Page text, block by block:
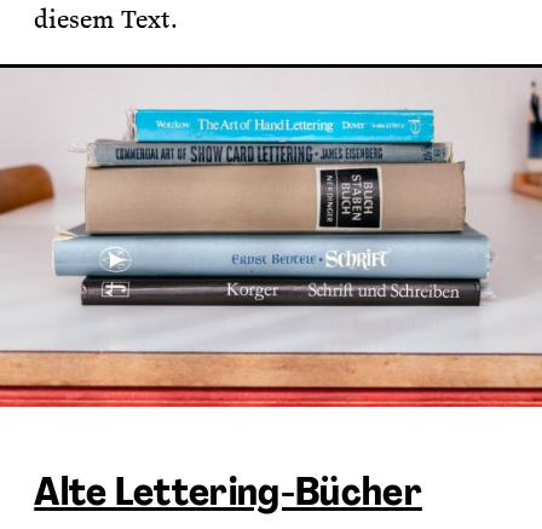
diesem Text.
Alte Lettering-Bücher